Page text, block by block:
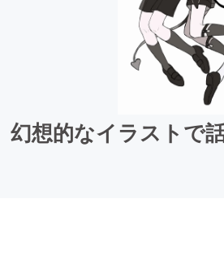
幻想的なイラストで